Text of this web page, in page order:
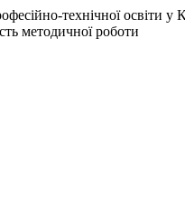
технічної освіти у
методичної роботи